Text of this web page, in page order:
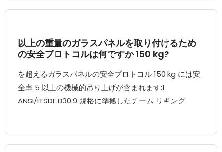
以上の重量のガラスパネルを取り付けるため
の安全プロトコルは何ですか 150 kg?
を超えるガラスパネルの安全プロトコル 150 kg には安
全率 5 以上の機械的吊り上げが含まれます:1
ANSI/ITSDF B30.9 規格に準拠したチーム リギング.